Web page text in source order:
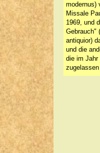
modernus)
Missale
1969, und
Gebrauch"
antiquior)
und die
die im Jahr
zugelassen